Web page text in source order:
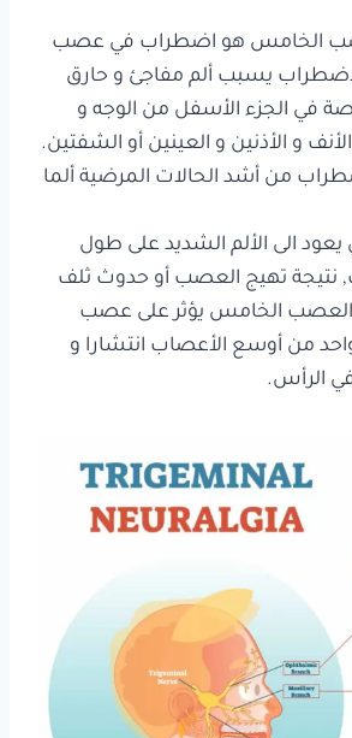
الخامس هو اضطراب في عصب
يسبب ألم مفاجئ و حارق
في الجزء الأسفل من الوجه و
و الأذنين و العينين أو الشفتين.
من أشد الحالات المرضية ألما
يعود الى الألم الشديد على طول
نتيجة تهيج العصب أو حدوث ثلف
العصب الخامس يؤثر على عصب
من أوسع الأعصاب انتشارا و
في الرأس.